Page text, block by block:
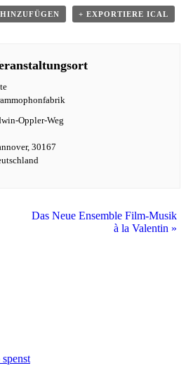
+ EXPORTIERE ICAL
Oppler-Weg
, 30167
Das Neue Ensemble Film-Musik
à la Valentin »